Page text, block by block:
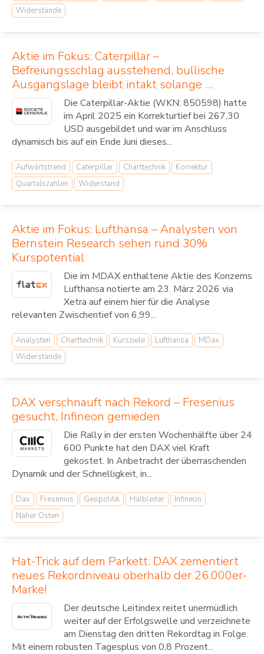
Widerstände
Aktie im Fokus: Caterpillar –
Befreiungsschlag ausstehend, bullische
Ausgangslage bleibt intakt solange …
Die Caterpillar-Aktie (WKN: 850598) hatte
im April 2025 ein Korrekturtief bei 267,30
USD ausgebildet und war im Anschluss
dynamisch bis auf ein Ende Juni dieses...
Aufwärtstrend Caterpillar Charttechnik
Korrektur
Quartalszahlen
Widerstand
Aktie im Fokus: Lufthansa – Analysten von
Bernstein Research sehen rund 30%
Kurspotential
Die im MDAX enthaltene Aktie des Konzerns
Lufthansa notierte am 23. März 2026 via
Xetra auf einem hier für die Analyse
relevanten Zwischentief von 6,99...
Analysten Charttechnik Kursziele Lufthansa
MDax
Widerstände
DAX verschnauft nach Rekord – Fresenius
gesucht, Infineon gemieden
Die Rally in der ersten Wochenhälfte über 24
600 Punkte hat den DAX viel Kraft
gekostet. In Anbetracht der überraschenden
Dynamik und der Schnelligkeit, in...
Dax Fresenius Geopolitik Halbleiter
Infineon
Naher Osten
Hat-Trick auf dem Parkett: DAX zementiert
neues Rekordniveau oberhalb der 26.000er-
Marke!
Der deutsche Leitindex reitet unermüdlich
weiter auf der Erfolgswelle und verzeichnete
am Dienstag den dritten Rekordtag in Folge.
Mit einem robusten Tagesplus von 0,8 Prozent...